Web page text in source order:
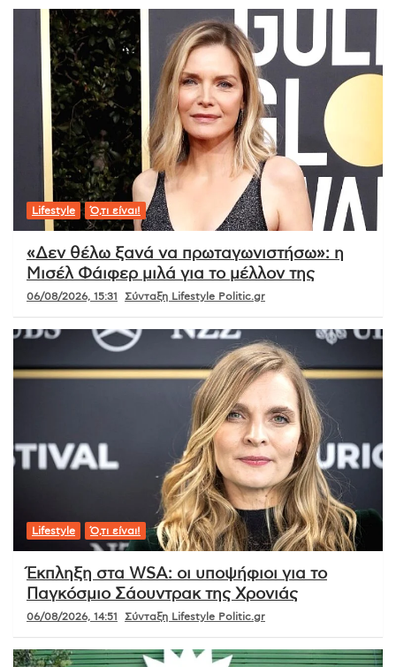
Lifestyle Ό,τι είναι!
«Δεν θέλω ξανά να πρωταγωνιστήσω»: η
Μισέλ Φάιφερ μιλά για το μέλλον της
06/08/2026, 15:31 Σύνταξη Lifestyle Politic.gr
Lifestyle Ό,τι είναι!
Έκπληξη στα WSA: οι υποψήφιοι για το
Παγκόσμιο Σάουντρακ της Χρονιάς
06/08/2026, 14:51 Σύνταξη Lifestyle Politic.gr